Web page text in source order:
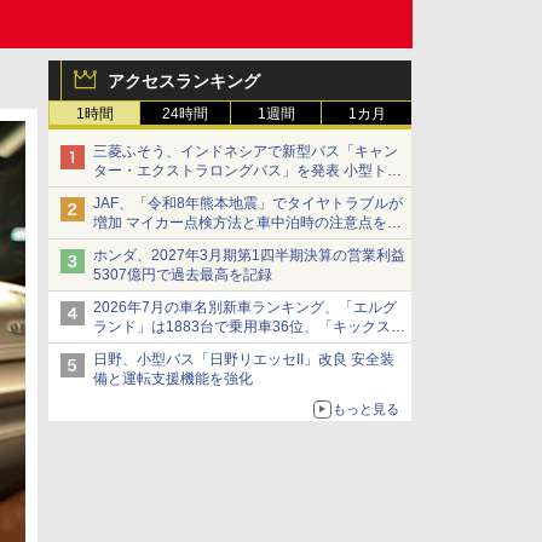
アクセスランキング
1時間 24時間 1週間 1カ月
三菱ふそう、インドネシアで新型バス「キャン
ター・エクストラロングバス」を発表 小型トラ
ックベースの観光・旅客輸送向けバス
JAF、「令和8年熊本地震」でタイヤトラブルが
増加 マイカー点検方法と車中泊時の注意点を呼
びかけ
ホンダ、2027年3月期第1四半期決算の営業利益
5307億円で過去最高を記録
2026年7月の車名別新車ランキング、「エルグ
ランド」は1883台で乗用車36位、「キックス」
は2591台で27位に
日野、小型バス「日野リエッセII」改良 安全装
備と運転支援機能を強化
もっと見る